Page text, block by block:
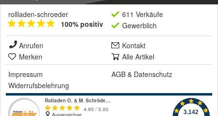
rollladen-schroeder
100% positiv
611 Verkäufe
Gewerblich
Anrufen
Kontakt
Merken
Alle Artikel
Impressum
AGB & Datenschutz
Widerrufsbelehrung